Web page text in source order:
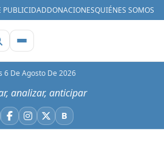
PUBLICIDADDONACIONESQUIÉNES SOMOS
6 De Agosto De 2026
analizar, anticipar
Facebook
Instagram
X BBluesky